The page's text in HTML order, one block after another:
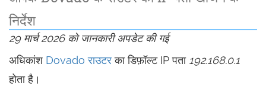
निर्देश
29 मार्च 2026 को जानकारी अपडेट की गई
अधिकांश Dovado राउटरका डिफ़ॉल्ट IP पता 192.168.0.1
होता है।